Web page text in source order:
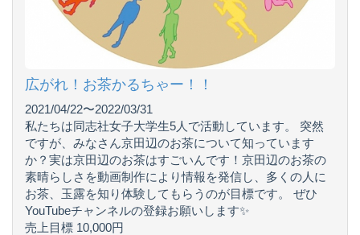
広がれ！お茶かるちゃー！！
2021/04/22〜2022/03/31
私たちは同志社女子大学生5人で活動しています。 突然
ですが、みなさん京田辺のお茶について知っています
か？実は京田辺のお茶はすごいんです！京田辺のお茶の
素晴らしさを動画制作により情報を発信し、多くの人に
お茶、玉露を知り体験してもらうのが目標です。 ぜひ
YouTubeチャンネルの登録お願いします✨
売上目標 10,000円